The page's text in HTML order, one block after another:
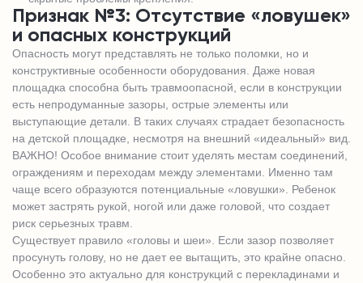
Признак №3: Отсутствие «ловушек»
и опасных конструкций
Опасность могут представлять не только поломки, но и
конструктивные особенности оборудования. Даже новая
площадка способна быть травмоопасной, если в конструкции
есть непродуманные зазоры, острые элементы или
выступающие детали. В таких случаях страдает безопасность
на детской площадке, несмотря на внешний «идеальный» вид.
ВАЖНО! Особое внимание стоит уделять местам соединений,
ограждениям и переходам между элементами. Именно там
чаще всего образуются потенциальные «ловушки». Ребенок
может застрять рукой, ногой или даже головой, что создает
риск серьезных травм.
Существует правило «головы и шеи». Если зазор позволяет
просунуть голову, но не дает ее вытащить, это крайне опасно.
Особенно это актуально для конструкций с перекладинами и